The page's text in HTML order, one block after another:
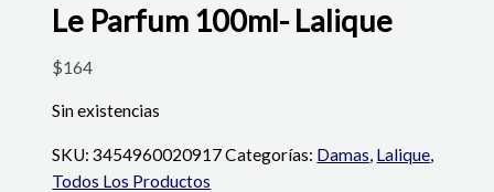
Le Parfum 100ml- Lalique
$164
Sin existencias
SKU:3454960020917Categorías: Damas, Lalique,
Todos Los Productos